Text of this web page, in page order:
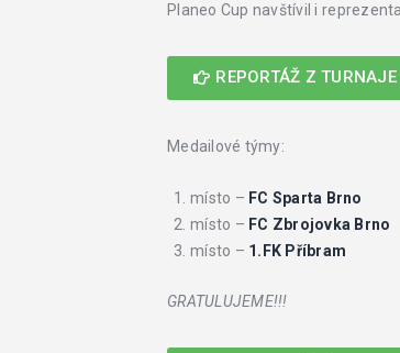
Planeo Cup navštívil i
REPORTÁŽ Z TURNAJE
Medailové týmy:
místo – FC Sparta Brno
místo – FC Zbrojovka Brno
místo – 1.FK Příbram
GRATULUJEME!!!